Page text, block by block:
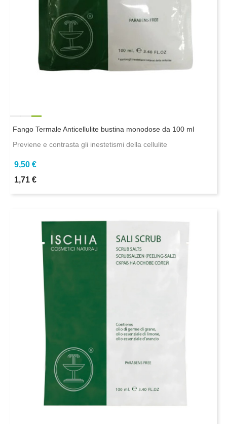
Fango Termale Anticellulite bustina monodose da 100 ml
Previene e contrasta gli inestetismi della cellulite
9,50 €
1,71 €